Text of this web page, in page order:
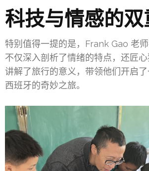
科技与情感的双
特别值得一提的是，Frank Gao 老师
不仅深入剖析了情绪的特点，还匠
讲解了旅行的意义，带领他们开启
西班牙的奇妙之旅。